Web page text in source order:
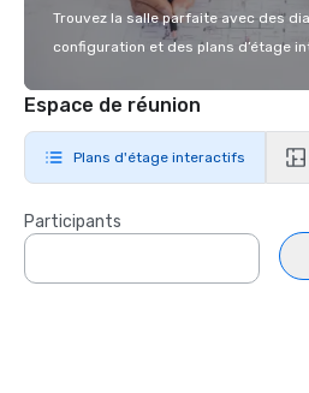
Trouvez la salle parfaite avec des
configuration et des plans d’étage
Espace de réunion
Plans d'étage interactifs
Participants